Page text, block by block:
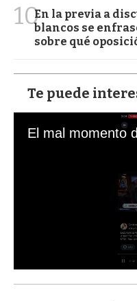
10En la previa a
blancos se
sobre qué
Te puede
s